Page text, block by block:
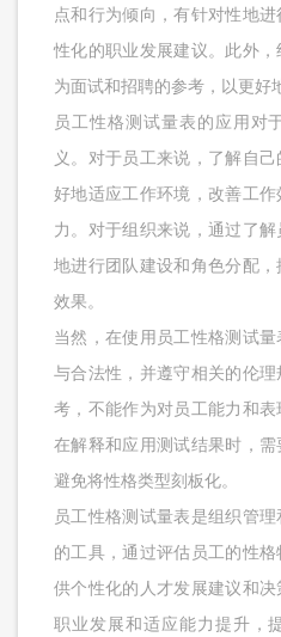
点和行为倾向，有针对性地
性化的职业发展建议。此外
为面试和招聘的参考，以更好
员工性格测试量表的应用对
义。对于员工来说，了解自
好地适应工作环境，改善工
力。对于组织来说，通过了
地进行团队建设和角色分配
效果。
当然，在使用员工性格测试
与合法性，并遵守相关的伦
考，不能作为对员工能力和
在解释和应用测试结果时，
避免将性格类型刻板化。
员工性格测试量表是组织管
的工具，通过评估员工的性
供个性化的人才发展建议和
职业发展和适应能力提升，